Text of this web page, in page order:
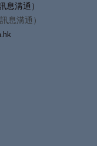
息溝通）
溝通）